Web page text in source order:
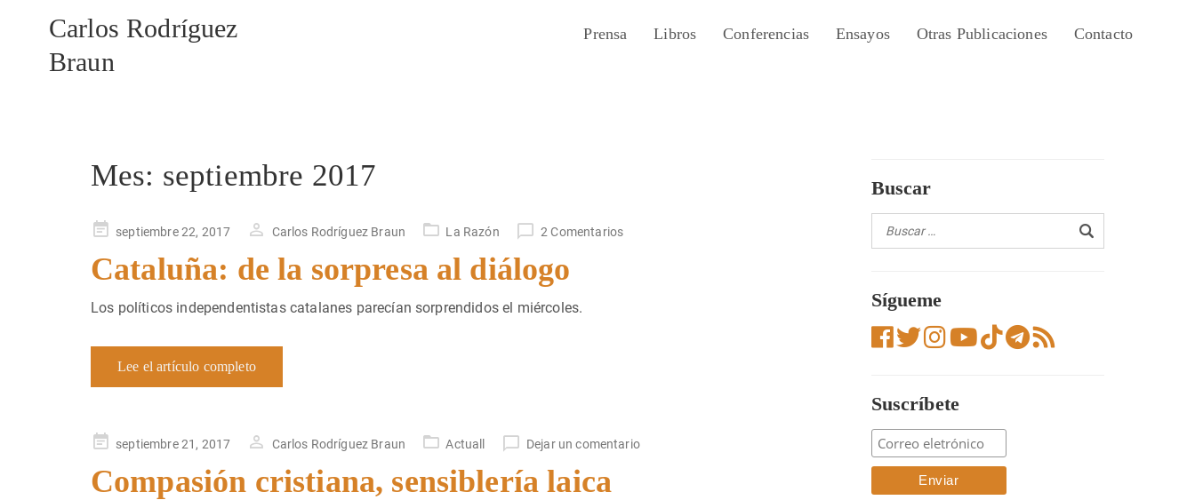
Carlos Rodríguez
Braun
Prensa Libros Conferencias Ensayos Otras Publicaciones Contacto
Mes: septiembre 2017
Publicado
septiembre 22, 2017 Carlos Rodríguez Braun La Razón 2 Comentarios
Cataluña: de la sorpresa al diálogo
Los políticos independentistas catalanes parecían sorprendidos el miércoles.
Lee el artículo completo
Publicado
septiembre 21, 2017 Carlos Rodríguez Braun Actuall Dejar un comentario
Compasión cristiana, sensiblería laica
Buscar
Sígueme
Suscríbete